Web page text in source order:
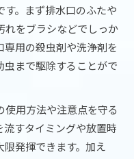
。まず排水口のふたや
れをブラシなどでしっか
専用の殺虫剤や洗浄剤を
まで駆除することがで
用方法や注意点を守る
流すタイミングや放置時
発揮できます。加え